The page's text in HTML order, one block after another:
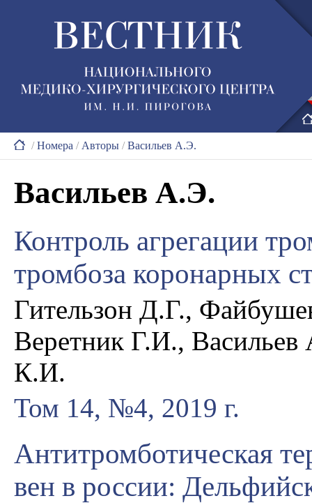
/Номера / Авторы /Васильев А.Э.
Васильев А.Э.
Контроль агрегации
тромбоза коронарных
Гительзон Д.Г.,
Веретник Г.И.,
К.И.
Том 14, №4, 2019 г.
Антитромботическая
вен в россии: